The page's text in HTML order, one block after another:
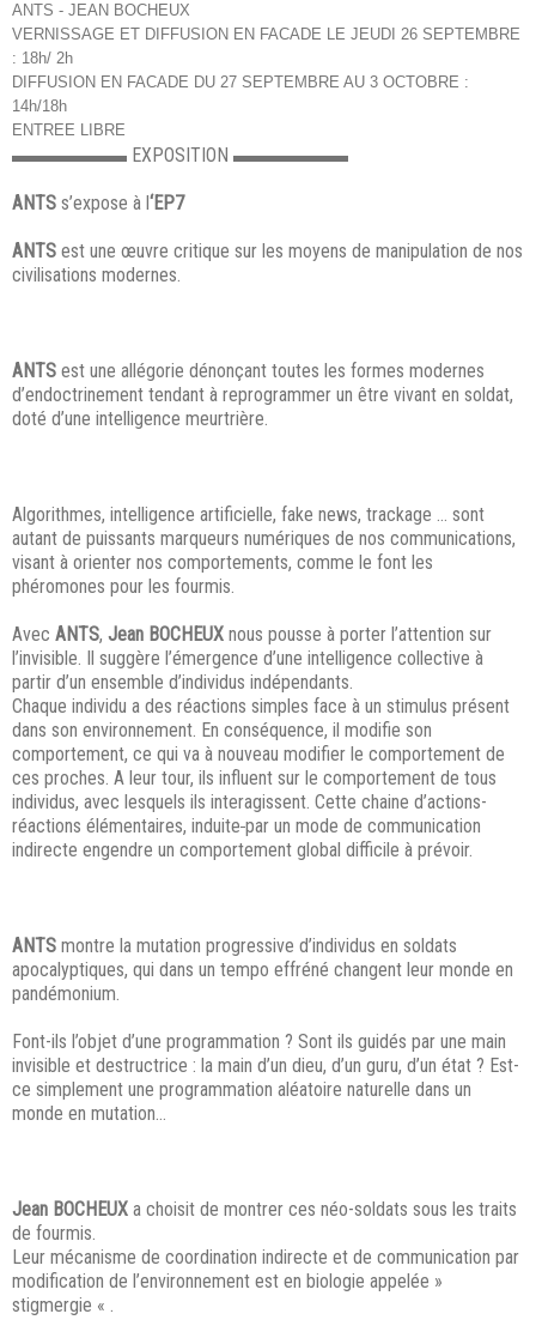
ANTS - JEAN BOCHEUX
VERNISSAGE ET DIFFUSION EN FACADE LE JEUDI 26 SEPTEMBRE
: 18h/ 2h
DIFFUSION EN FACADE DU 27 SEPTEMBRE AU 3 OCTOBRE :
14h/18h
ENTREE LIBRE
▬▬▬▬▬▬ EXPOSITION ▬▬▬▬▬▬
ANTS s’expose à l ‘EP7
ANTS est une œuvre critique sur les moyens de manipulation de nos
civilisations modernes.
ANTS est une allégorie dénonçant toutes les formes modernes
d’endoctrinement tendant à reprogrammer un être vivant en soldat,
doté d’une intelligence meurtrière.
Algorithmes, intelligence artificielle, fake news, trackage … sont
autant de puissants marqueurs numériques de nos communications,
visant à orienter nos comportements, comme le font les
phéromones pour les fourmis.
Avec ANTS, Jean BOCHEUX nous pousse à porter l’attention sur
l’invisible. Il suggère l’émergence d’une intelligence collective à
partir d’un ensemble d’individus indépendants.
Chaque individu a des réactions simples face à un stimulus présent
dans son environnement. En conséquence, il modifie son
comportement, ce qui va à nouveau modifier le comportement de
ces proches. A leur tour, ils influent sur le comportement de tous
individus, avec lesquels ils interagissent. Cette chaine d’actions-
réactions élémentaires, induite par un mode de communication
indirecte engendre un comportement global difficile à prévoir.
ANTS montre la mutation progressive d’individus en soldats
apocalyptiques, qui dans un tempo effréné changent leur monde en
pandémonium.
Font-ils l’objet d’une programmation ? Sont ils guidés par une main
invisible et destructrice : la main d’un dieu, d’un guru, d’un état ? Est-
ce simplement une programmation aléatoire naturelle dans un
monde en mutation…
Jean BOCHEUX a choisit de montrer ces néo-soldats sous les traits
de fourmis.
Leur mécanisme de coordination indirecte et de communication par
modification de l’environnement est en biologie appelée »
stigmergie « .